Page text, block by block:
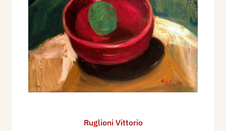
Ruglioni Vittorio